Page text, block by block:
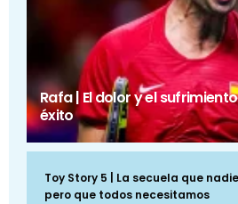
Rafa | El dolor y el
éxito
Toy Story 5 | La secuela que
pero que todos necesitamos